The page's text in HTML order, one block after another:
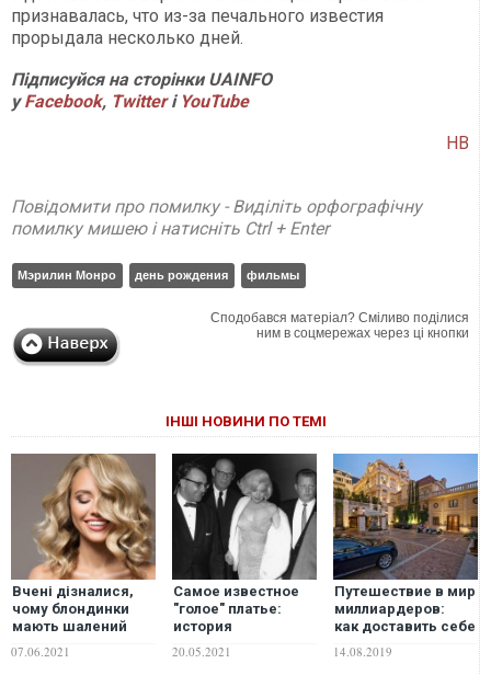
признавалась, что из-за печального известия
прорыдала несколько дней.
Підписуйся на сторінки UAINFO
уFacebook, Twitterі YouTube
НВ
Повідомити про помилку - Виділіть орфографічну
помилку мишею і натисніть Ctrl + Enter
Мэрилин Монро день рождения фильмы
Сподобався матеріал? Сміливо поділися
ним в соцмережах через ці кнопки
ІНШІ НОВИНИ ПО ТЕМІ
Вчені дізналися,
чому блондинки
мають шалений
07.06.2021
Самое известное
"голое" платье:
история
наряда Мэрилин
20.05.2021
Путешествие в мир
миллиардеров:
как доставить себе
можешь позволить
14.08.2019